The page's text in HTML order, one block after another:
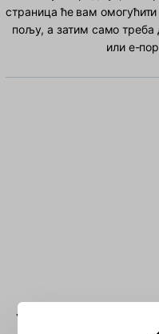
страница ће вам
пољу, а затим само треба
или е-
Унесите грчки